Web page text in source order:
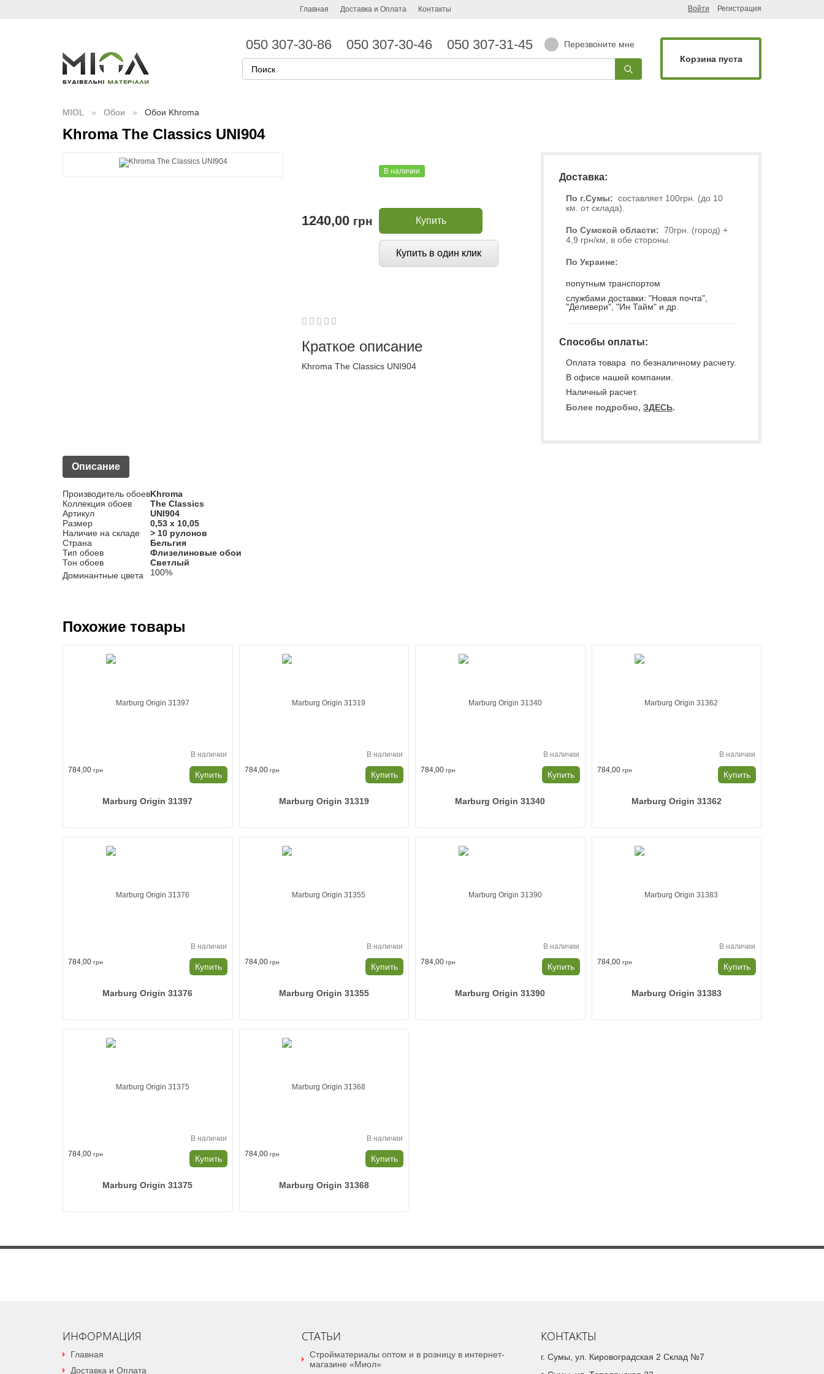
Войти Регистрация
Главная Доставка и Оплата Контакты
050 307-30-86 050 307-30-46 050 307-31-45
Перезвоните мне
Корзина пуста
MIOL Обои Обои Khroma
Khroma The Classics UNI904
В наличии
1240,00 грн Купить
Купить в один клик
12345
Краткое описание
Khroma The Classics UNI904
Доставка:
По г.Сумы: составляет 100грн. (до 10
км. от склада).
По Сумской области: 70грн. (город) +
4,9 грн/км, в обе стороны.
По Украине:
попутным транспортом
службами доставки: "Новая почта",
"Деливери", "Ин Тайм" и др.
Способы оплаты:
Оплата товара по безналичному расчету.
В офисе нашей компании.
Наличный расчет.
Более подробно, ЗДЕСЬ.
Описание
Производитель обоевKhroma
Коллекция обоев
The Classics
Артикул
UNI904
Размер
0,53 x 10,05
Наличие на складе
> 10 рулонов
Страна
Бельгия
Тип обоев
Флизелиновые обои
Тон обоев
Светлый
Доминантные цвета
100%
Похожие товары
В наличии
784,00 грн Купить
Marburg Origin 31397
В наличии
784,00 грн Купить
Marburg Origin 31319
В наличии
784,00 грн Купить
Marburg Origin 31340
В наличии
784,00 грн Купить
Marburg Origin 31362
В наличии
784,00 грн Купить
Marburg Origin 31376
В наличии
784,00 грн Купить
Marburg Origin 31355
В наличии
784,00 грн Купить
Marburg Origin 31390
В наличии
784,00 грн Купить
Marburg Origin 31383
В наличии
784,00 грн Купить
Marburg Origin 31375
В наличии
784,00 грн Купить
Marburg Origin 31368
ИНФОРМАЦИЯ
Главная
Доставка и Оплата
СТАТЬИ
Стройматериалы оптом и в розницу в интернет-
магазине «Миол»
КОНТАКТЫ
г. Сумы, ул. Кировоградская 2 Склад №7